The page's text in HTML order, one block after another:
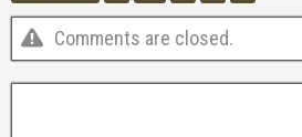
Comments are closed.